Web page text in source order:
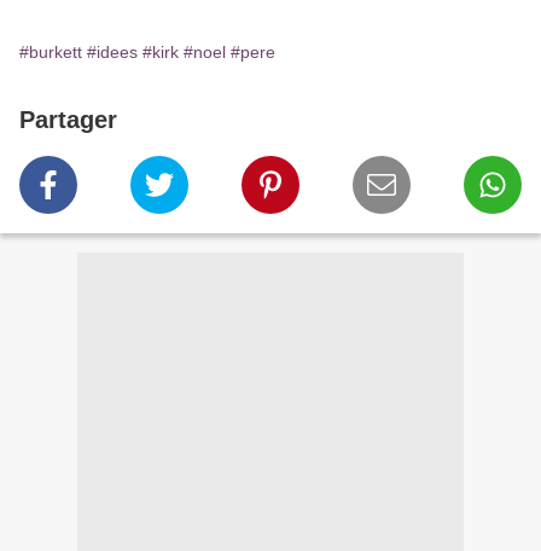
#burkett #idees #kirk #noel #pere
Partager